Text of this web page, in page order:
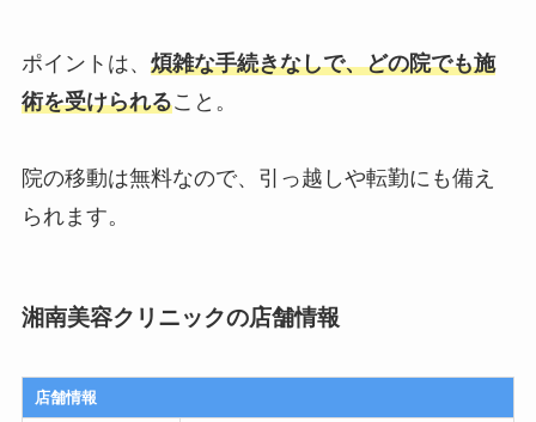
ポイントは、 煩雑な手続きなしで、どの院でも施
術を受けられること。
院の移動は無料なので、引っ越しや転勤にも備え
られます。
湘南美容クリニックの店舗情報
店舗情報